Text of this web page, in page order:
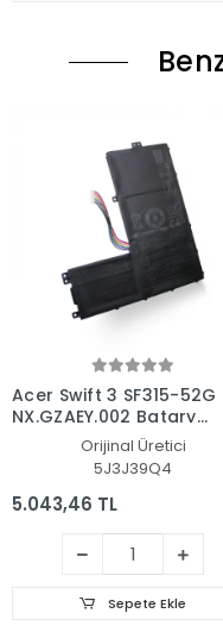
Acer Swift 3 SF315-52G
NX.GZAEY.002 Batarya
Orijinal Üretici
5J3J39Q4
5.043,46 TL
Sepete Ekle